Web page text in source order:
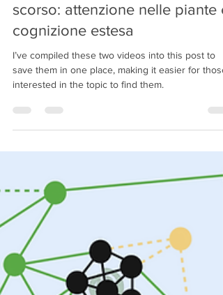
scorso: attenzione nelle piante e
cognizione estesa
I’ve compiled these two videos into this post to
save them in one place, making it easier for those
interested in the topic to find them.